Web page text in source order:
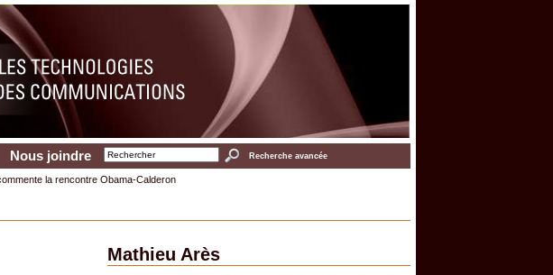
Nous joindre Recherche avancée
la rencontre Obama-Calderon
Mathieu Arès